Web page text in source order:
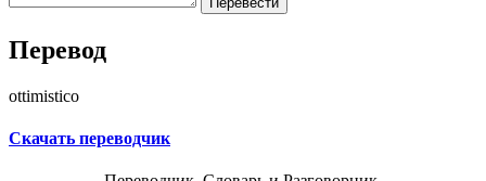
Перевод
ottimistico
Скачать переводчик